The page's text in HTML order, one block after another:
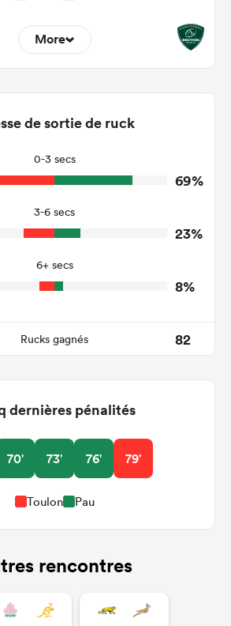
More
Tackles Made
Tackles Missed
1
1
Tackle Offload Allowed
de sortie de ruck
0-3 secs
69%
3-6 secs
23%
6+ secs
8%
Rucks gagnés 82
dernières pénalités
70' 73' 76' 79'
Toulon Pau
rencontres